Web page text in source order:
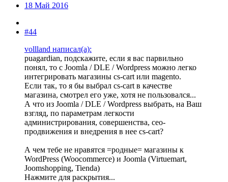
18 Май 2016
#44
vollland написал(а):
puagardian, подскажите, если я вас парвильно
понял, то с Joomla / DLE / Wordpress можно легко
интегрировать магазины cs-cart или magento.
Если так, то я бы выбрал cs-cart в качестве
магазина, смотрел его уже, хотя не пользовался...
А что из Joomla / DLE / Wordpress выбрать, на Ваш
взгляд, по параметрам легкости
администрирования, совершенства, сео-
продвижения и внедрения в нее cs-cart?
А чем тебе не нравятся =родные= магазины к
WordPress (Woocommerce) и Joomla (Virtuemart,
Joomshopping, Tienda)
Нажмите для раскрытия...